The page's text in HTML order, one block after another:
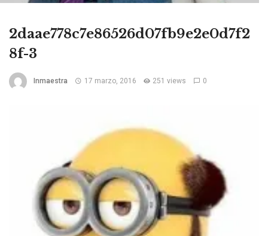
2daae778c7e86526d07fb9e2e0d7f2
8f-3
Inmaestra 17 marzo, 2016 251 views 0